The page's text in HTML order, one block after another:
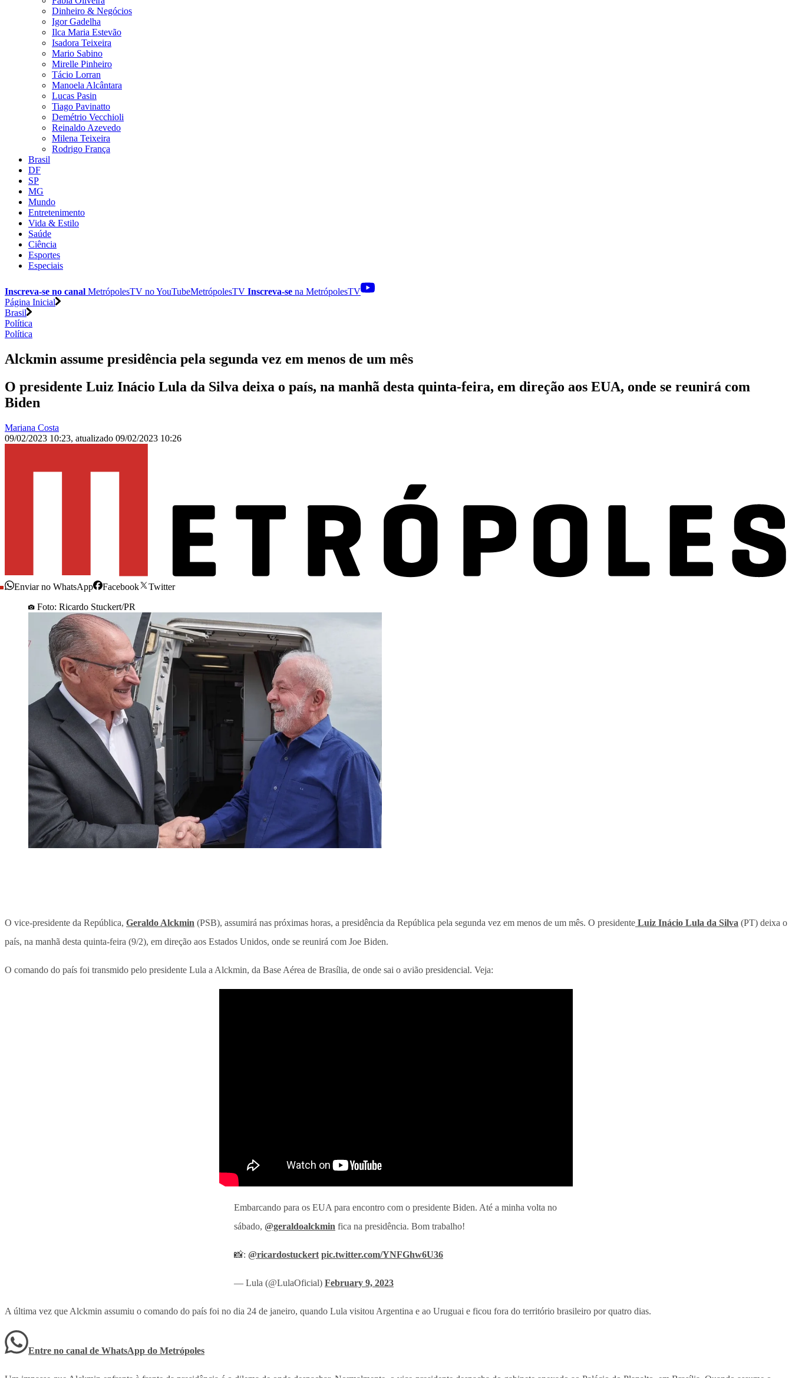
Dinheiro & Negócios
Igor Gadelha
Ilca Maria Estevão
Isadora Teixeira
Mario Sabino
Mirelle Pinheiro
Tácio Lorran
Manoela Alcântara
Lucas Pasin
Tiago Pavinatto
Demétrio Vecchioli
Reinaldo Azevedo
Milena Teixeira
Rodrigo França
Brasil
DF
SP
MG
Mundo
Entretenimento
Vida & Estilo
Saúde
Ciência
Esportes
Especiais
Inscreva-se no canal MetrópolesTV noYouTubeMetrópolesTV Inscreva-se na MetrópolesTV
Página Inicial
Brasil
Política
Política
Alckmin assume presidência pela segunda vez em menos de um mês
O presidente Luiz Inácio Lula da Silva deixa o país, na manhã desta quinta-feira, em direção aos EUA, onde se reunirá com
Biden
Mariana Costa
09/02/2023 10:23, atualizado 09/02/2023 10:26
Enviar no WhatsApp Facebook
Twitter
Foto: Ricardo Stuckert/PR
O vice-presidente da República, Geraldo Alckmin (PSB), assumirá nas próximas horas, a presidência da República pela segunda vez em menos de um mês. O presidente Luiz Inácio Lula da Silva (PT) deixa o
país, na manhã desta quinta-feira (9/2), em direção aos Estados Unidos, onde se reunirá com Joe Biden.
O comando do país foi transmido pelo presidente Lula a Alckmin, da Base Aérea de Brasília, de onde sai o avião presidencial. Veja:
Embarcando para os EUA para encontro com o presidente Biden. Até a minha volta no
sábado, @geraldoalckmin fica na presidência. Bom trabalho!
📸: @ricardostuckert pic.twitter.com/YNFGhw6U36
— Lula (@LulaOficial) February 9, 2023
A última vez que Alckmin assumiu o comando do país foi no dia 24 de janeiro, quando Lula visitou Argentina e ao Uruguai e ficou fora do território brasileiro por quatro dias.
Entre no canal de WhatsApp do Metrópoles